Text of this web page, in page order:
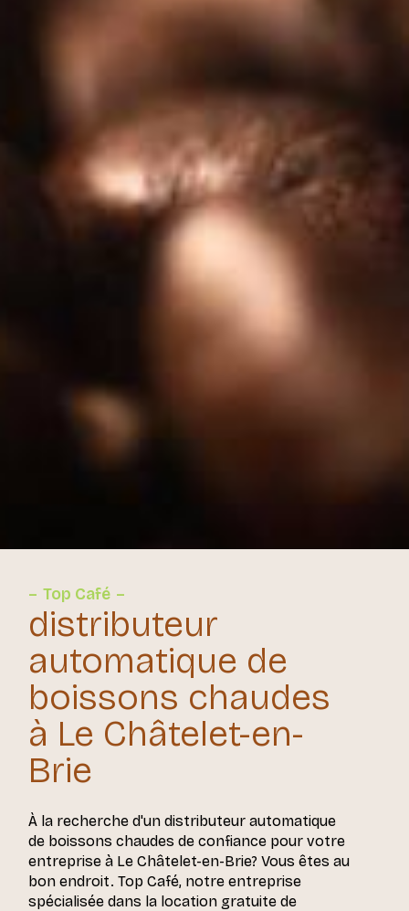
Top Café
distributeur
automatique de
boissons chaudes
à Le Châtelet-en-
Brie
À la recherche d'un distributeur automatique
de boissons chaudes de confiance pour votre
entreprise à Le Châtelet-en-Brie? Vous êtes au
bon endroit. Top Café, notre entreprise
spécialisée dans la location gratuite de